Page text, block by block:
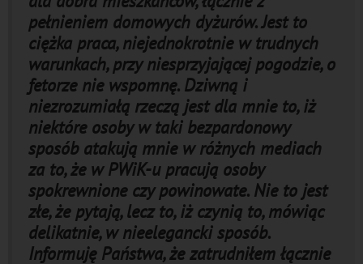
pełnieniem domowych dyżurów. Jest to
ciężka praca, niejednokrotnie w trudnych
warunkach, przy niesprzyjającej pogodzie, o
fetorze nie wspomnę. Dziwną i
niezrozumiałą rzeczą jest dla mnie to, iż
niektóre osoby w taki bezpardonowy
sposób atakują mnie w różnych mediach
za to, że w PWiK-u pracują osoby
spokrewnione czy powinowate. Nie to jest
złe, że pytają, lecz to, iż czynią to, mówiąc
delikatnie, w nieelegancki sposób.
Informuję Państwa, że zatrudniłem łącznie